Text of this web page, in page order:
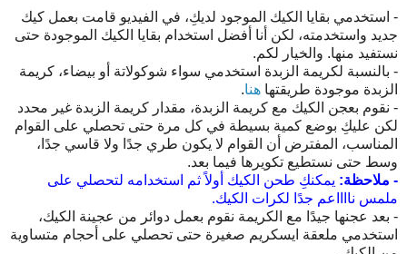
- استخدمي بقايا الكيك الموجود لديكِ، في الفيديو قامت بعمل كيك
جديد واستخدمته، لكن أنا أفضل استخدام بقايا الكيك الموجودة حتى
نستفيد منها. والخيار لكم.
- بالنسبة لكريمة الزبدة استخدمي سواء شوكولاتة أو بيضاء، كريمة
الزبدة موجودة طريقتها هنا.
- نقوم بعجن الكيك مع كريمة الزبدة، مقدار كريمة الزبدة غير محدد
لكن عليكِ بوضع كمية بسيطة في كل مرة حتى تحصلي على القوام
المناسب، المفترض أن القوام لا يكون طري جدًا ولا قاسي جدًا،
وسط حتى نستطيع تكويرها فيما بعد.
- ملاحظة: يمكنكِ طحن الكيك أولاً ثم استخدامه لتحصلي على
ملمس نااااعم جدًا لكرات الكيك.
- بعد عجنها جيدًا مع الكريمة نقوم بعمل دوائر من عجينة الكيك،
استخدمي ملعقة ايسكريم صغيرة حتى تحصلي على أحجام متساوية